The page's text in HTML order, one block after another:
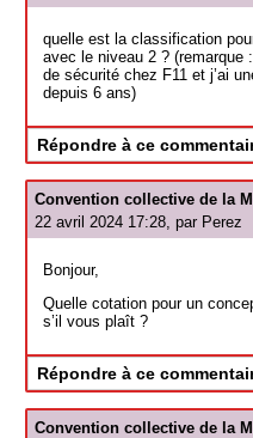
quelle est la classification
avec le niveau 2 ? (remarque
de sécurité chez F11 et j’ai
depuis 6 ans)
Répondre à ce
Convention collective de la
22 avril 2024 17:28, par Perez
Bonjour,
Quelle cotation pour un
s’il vous plaît ?
Répondre à ce
Convention collective de la